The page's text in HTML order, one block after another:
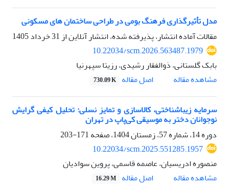
مدل تأثیرگذاری فرهنگ بومی در طراحی ساختمان های مسکونی
مقالات آماده انتشار، پذیرفته شده، انتشار آنلاین از31 خرداد 1405
10.22034/scm.2026.563487.1979
بابک گلستانی، ذوالفقار رشیدی، رزیتا سپهرنیا
مشاهده مقاله
اصل مقاله 730.09 K
سرمایه زیباشناختی، کالاسازی و تمایز نسلی: تحلیل کیفی گرایش
نوجوانان دختر به موسیقی کی‌پاپ در تهران
دوره 14، شماره 57، زمستان 1404، صفحه
171-203
10.22034/scm.2025.551285.1957
منصوره ادریسیان، عاصمه قاسمی، پروین سوادیان
مشاهده مقاله
اصل مقاله 16.29 M